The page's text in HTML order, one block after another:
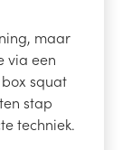
maar
via een
squat
stap
techniek.